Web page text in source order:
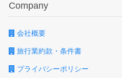
Company
会社概要
旅行業約款・条件書
プライバシーポリシー